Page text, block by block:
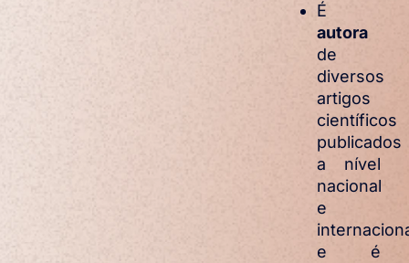
É
autora
de
diversos
artigos
científicos
publicados
a nível
nacional
e
e é